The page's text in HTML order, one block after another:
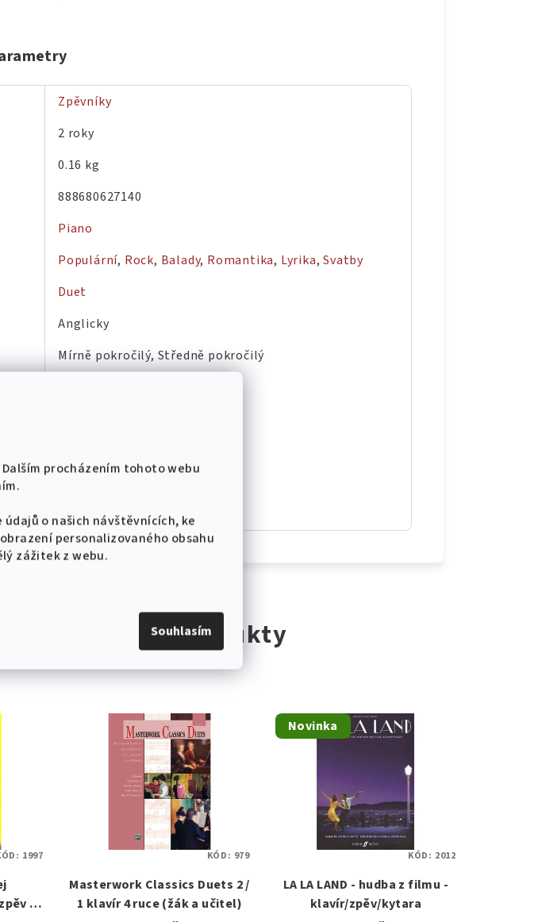
procházením tohoto webu
o našich návštěvnících, ke
personalizovaného obsahu
zážitek z webu.
Souhlasím
Zpěvníky
2 roky
0.16 kg
888680627140
Piano
Populární, Rock, Balady, Romantika, Lyrika,Svatby
Duet
Anglicky
Mírně pokročilý, Středně pokročilý
:
Sešit - Měkká vazba
Související produkty
/
1997
Masterwork Classics Duets 2 /
1 klavír 4 ruce (žák a učitel)
KÓD: 979
Novinka
LA LA LAND - hudba z filmu -
klavír/zpěv/kytara
KÓD: 2012